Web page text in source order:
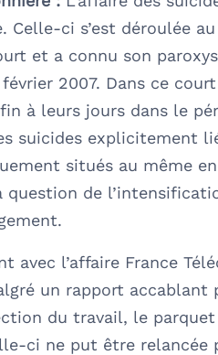
Celle-ci s’est déroulée
et a connu son
2007. Dans ce
à leurs jours dans le
suicides explicitement
situés au même
question de
avec l’affaire France
un rapport accablant
du travail, le parquet
ci ne put être